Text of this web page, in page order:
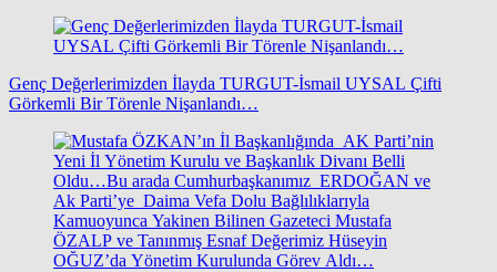
Genç Değerlerimizden İlayda TURGUT-İsmail UYSAL Çifti
Görkemli Bir Törenle Nişanlandı…